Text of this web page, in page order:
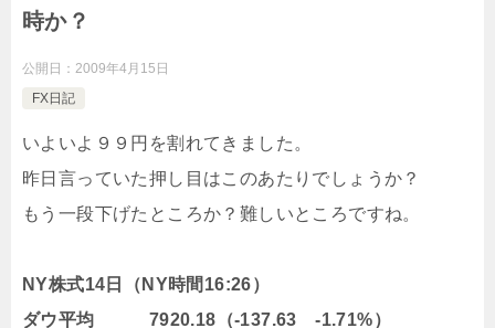
時か？
公開日： 2009年4月15日
FX日記
いよいよ９９円を割れてきました。
昨日言っていた押し目はこのあたりでしょうか？
もう一段下げたところか？難しいところですね。
NY株式14日（NY時間16:26）
ダウ平均 7920.18（-137.63 -1.71%）